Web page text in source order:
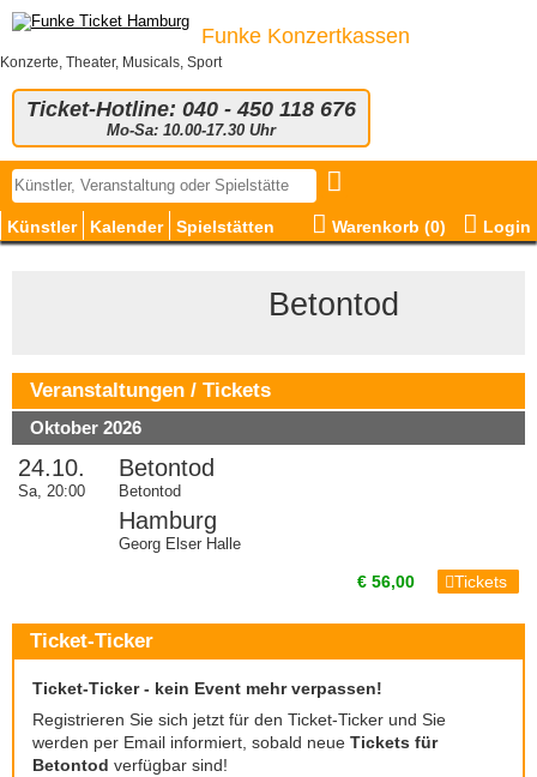
Funke Konzertkassen
Konzerte, Theater, Musicals, Sport
Ticket-Hotline: 040 - 450 118 676
Mo-Sa: 10.00-17.30 Uhr
Künstler Kalender Spielstätten Warenkorb (0) Login
Betontod
Veranstaltungen / Tickets
Oktober 2026
24.10.
Sa, 20:00
Betontod
Betontod
Hamburg
Georg Elser Halle
€ 56,00 Tickets
Ticket-Ticker
Ticket-Ticker - kein Event mehr verpassen!
Registrieren Sie sich jetzt für den Ticket-Ticker und Sie
werden per Email informiert, sobald neue Tickets für
Betontod verfügbar sind!